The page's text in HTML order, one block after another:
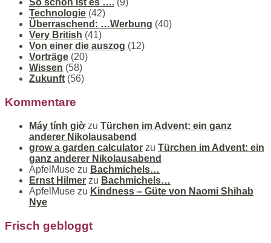
So schön ist es …. (9)
Technologie (42)
Überraschend: …Werbung (40)
Very British (41)
Von einer die auszog (12)
Vorträge (20)
Wissen (58)
Zukunft (56)
Kommentare
Máy tính giờzu Türchen im Advent: ein ganz
anderer Nikolausabend
grow a garden calculator zu Türchen im Advent: ein
ganz anderer Nikolausabend
ApfelMuse zu Bachmichels…
Ernst Hilmer zu Bachmichels…
ApfelMuse zu Kindness – Güte von Naomi Shihab
Nye
Frisch gebloggt